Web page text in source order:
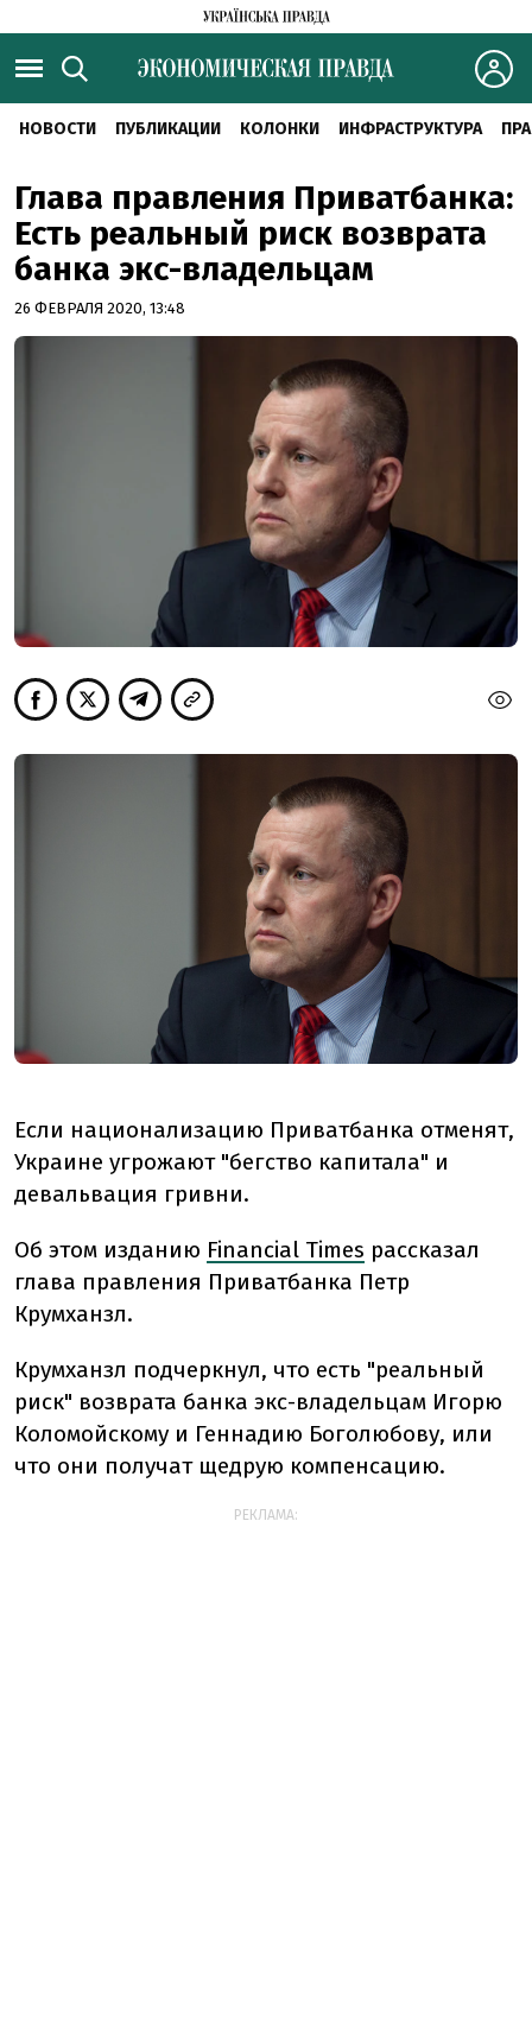
НОВОСТИ ПУБЛИКАЦИИ КОЛОНКИ ИНФРАСТРУКТУРА
Глава правления Приватбанка:
Есть реальный риск возврата
банка экс-владельцам
26 ФЕВРАЛЯ 2020, 13:48
Если национализацию Приватбанка отменят,
Украине угрожают "бегство капитала" и
девальвация гривни.
Об этом изданию Financial Times рассказал
глава правления Приватбанка Петр
Крумханзл.
Крумханзл подчеркнул, что есть "реальный
риск" возврата банка экс-владельцам Игорю
Коломойскому и Геннадию Боголюбову, или
что они получат щедрую компенсацию.
РЕКЛАМА: